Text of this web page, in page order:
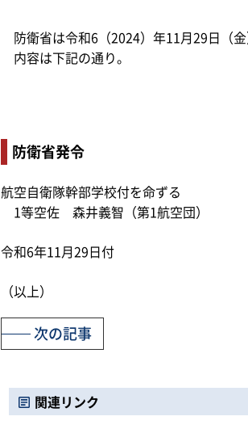
防衛省は令和6（2024）年11月29日（
内容は下記の通り。
防衛省発令
航空自衛隊幹部学校付を命ずる
1等空佐 森井義智（第1航空団）
令和6年11月29日付
（以上）
次の記事
関連リンク